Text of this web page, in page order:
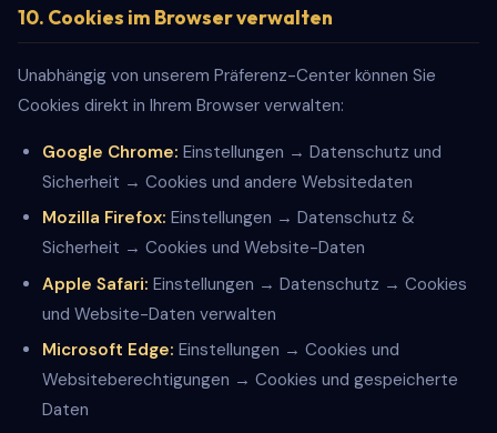
10. Cookies im Browser verwalten
Unabhängig von unserem Präferenz-Center können Sie
Cookies direkt in Ihrem Browser verwalten:
Google Chrome: Einstellungen → Datenschutz und
Sicherheit → Cookies und andere Websitedaten
Mozilla Firefox: Einstellungen → Datenschutz &
Sicherheit → Cookies und Website-Daten
Apple Safari: Einstellungen → Datenschutz → Cookies
und Website-Daten verwalten
Microsoft Edge: Einstellungen → Cookies und
Websiteberechtigungen → Cookies und gespeicherte
Daten